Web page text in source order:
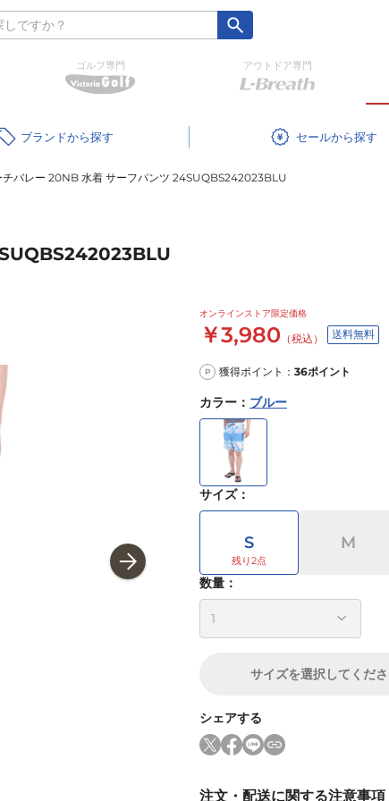
ゴルフ専門 アウトドア専門
ブランド セール
チバレー 20NB 水着 サーフパンツ 24SUQBS242023BLU
オンラインストア限定価格
￥3,980 （税込） 送料無料
P 獲得ポイント： 36ポイント
カラー ： ブルー
サイズ：
S M
数量：
サイズを選択してくだ
シェアする
注文・配送に関する注意事項